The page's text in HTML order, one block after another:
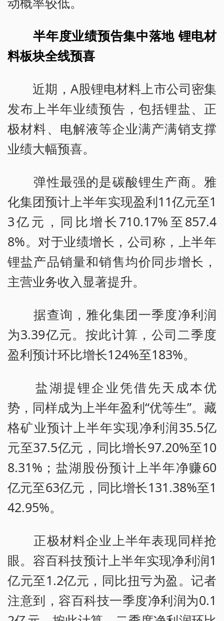
半年度业绩预告集中落地 锂电材
料板块全线预喜
近期，A股锂电材料上市公司密集
发布上半年业绩预告，包括锂盐、正
极材料、电解液等企业满产满销支撑
业绩大幅预喜。
弹性最强的是碳酸锂生产商。雅
化集团预计上半年实现盈利11亿元至1
3亿元，同比增长710.17%至857.4
8%。对于业绩增长，公司称，上半年
锂盐产品销量和销售均价同步增长，
主营业务收入显著提升。
据查询，雅化集团一季度净利润
为3.39亿元。按此计算，公司二季度
盈利预计环比增长124%至183%。
盐湖提锂企业凭借先天成本优
势，同样成为上半年盈利“优等生”。藏
格矿业预计上半年实现净利润35.5亿
元至37.5亿元，同比增长97.20%至10
8.31%；盐湖股份预计上半年净赚60
亿元至63亿元，同比增长131.38%至1
42.95%。
正极材料企业上半年表现同样抢
眼。容百科技预计上半年实现净利润1
亿元至1.2亿元，同比扭亏为盈。记者
注意到，容百科技一季度净利润为0.1